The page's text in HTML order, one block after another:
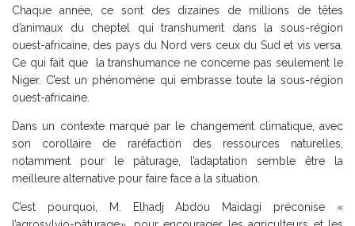
Chaque année, ce sont des dizaines de millions de têtes
d’animaux du cheptel qui transhument dans la sous-région
ouest-africaine, des pays du Nord vers ceux du Sud et vis versa.
Ce qui fait que la transhumance ne concerne pas seulement le
Niger. C’est un phénomène qui embrasse toute la sous-région
ouest-africaine.
Dans un contexte marqué par le changement climatique, avec
son corollaire de raréfaction des ressources naturelles,
notamment pour le pâturage, l’adaptation semble être la
meilleure alternative pour faire face à la situation.
C’est pourquoi, M. Elhadj Abdou Maidagi préconise «